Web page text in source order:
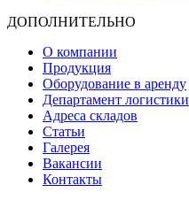
ДОПОЛНИТЕЛЬНО
О компании
Продукция
Оборудование в аренду
Департамент логистики
Адреса складов
Статьи
Галерея
Вакансии
Контакты